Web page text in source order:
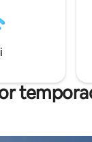
Belgrano,
disponível de 1º
a 28 de fevereiro.